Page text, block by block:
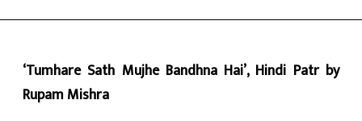
‘Tumhare Sath Mujhe Bandhna Hai’, Hindi Patr by
Rupam Mishra